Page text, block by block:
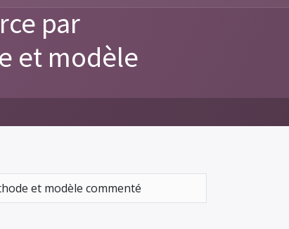
par
et modèle
et modèle commenté